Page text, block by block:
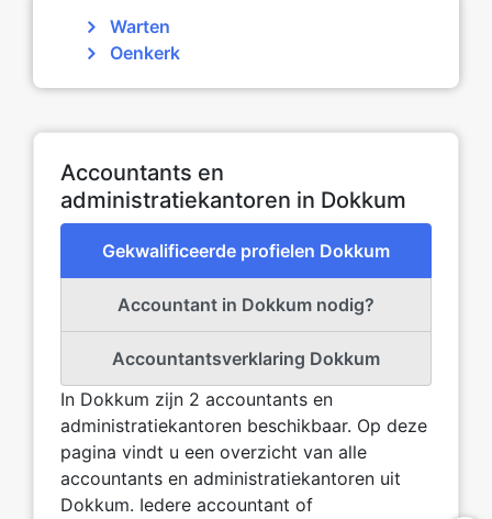
Warten
Oenkerk
Accountants en
administratiekantoren in Dokkum
Gekwalificeerde profielen Dokkum
Accountant in Dokkum nodig?
Accountantsverklaring Dokkum
In Dokkum zijn 2 accountants en
administratiekantoren beschikbaar. Op deze
pagina vindt u een overzicht van alle
accountants en administratiekantoren uit
Dokkum. Iedere accountant of